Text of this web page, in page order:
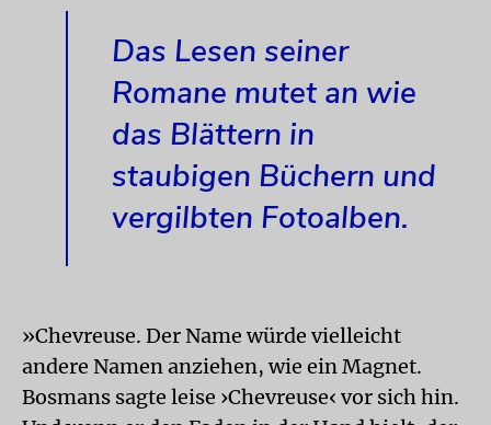
Das Lesen seiner
Romane mutet an wie
das Blättern in
staubigen Büchern und
vergilbten Fotoalben.
»Chevreuse. Der Name würde vielleicht
andere Namen anziehen, wie ein Magnet.
Bosmans sagte leise ›Chevreuse‹ vor sich hin.